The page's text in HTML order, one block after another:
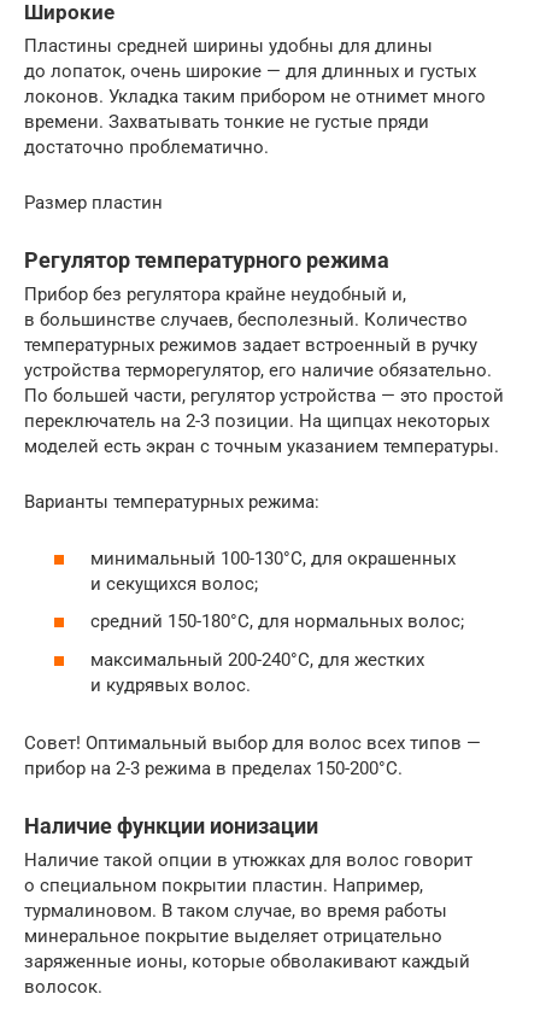
Широкие
Пластины средней ширины удобны для длины
до лопаток, очень широкие — для длинных и густых
локонов. Укладка таким прибором не отнимет много
времени. Захватывать тонкие не густые пряди
достаточно проблематично.
Размер пластин
Регулятор температурного режима
Прибор без регулятора крайне неудобный и,
в большинстве случаев, бесполезный. Количество
температурных режимов задает встроенный в ручку
устройства терморегулятор, его наличие обязательно.
По большей части, регулятор устройства — это простой
переключатель на 2-3 позиции. На щипцах некоторых
моделей есть экран с точным указанием температуры.
Варианты температурных режима:
минимальный 100-130°С, для окрашенных
и секущихся волос;
средний 150-180°С, для нормальных волос;
максимальный 200-240°С, для жестких
и кудрявых волос.
Совет! Оптимальный выбор для волос всех типов —
прибор на 2-3 режима в пределах 150-200°С.
Наличие функции ионизации
Наличие такой опции в утюжках для волос говорит
о специальном покрытии пластин. Например,
турмалиновом. В таком случае, во время работы
минеральное покрытие выделяет отрицательно
заряженные ионы, которые обволакивают каждый
волосок.